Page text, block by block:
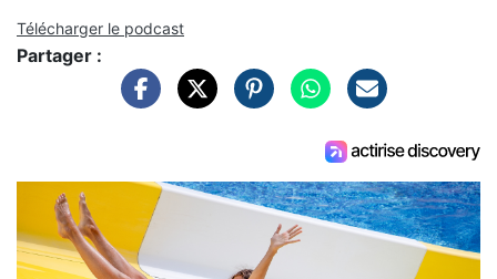
Télécharger le podcast
Partager :